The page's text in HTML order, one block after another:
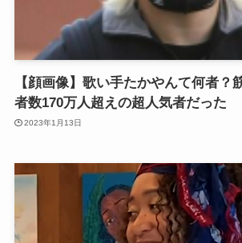
【顔画像】歌い手たかやんて何者？
者数170万人超えの超人気者だった
2023年1月13日